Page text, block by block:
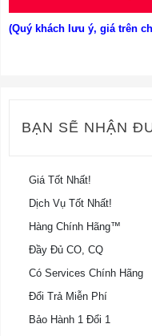
(Quý khách lưu ý, giá trên
BẠN SẼ NHẬN
Giá Tốt Nhất!
Dịch Vụ Tốt Nhất!
Hàng Chính Hãng™
Đầy Đủ CO, CQ
Có Services Chính Hãng
Đổi Trả Miễn Phí
Bảo Hành 1 Đổi 1